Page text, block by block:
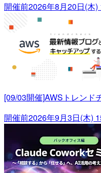
開催前2026年8月20日(木)
[09/03開催]AWSトレンド
開催前2026年9月3日(木)